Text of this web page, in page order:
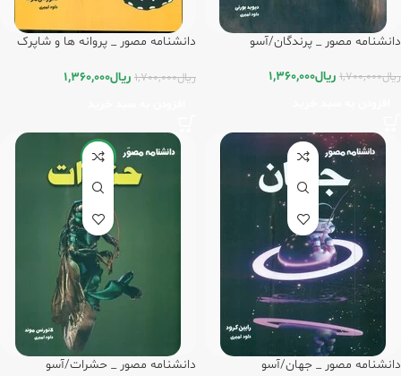
دانشنامه مصور _ پرندگان/آسو
ریال1,700,000 ریال1,360,000
دانشنامه مصور _ پروانه ها و شاپرک
ریال1,700,000 ریال1,360,000
دانشنامه مصور _ جهان/آسو
-20%
دانشنامه مصور _ حشرات/آسو